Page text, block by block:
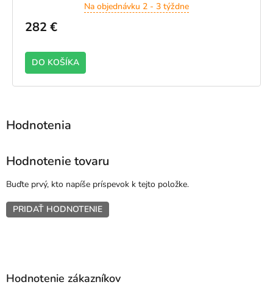
Na objednávku 2 - 3 týždne
282 €
DO KOŠÍKA
Hodnotenie tovaru
Buďte prvý, kto napíše príspevok k tejto položke.
PRIDAŤ HODNOTENIE
Hodnotenie zákazníkov